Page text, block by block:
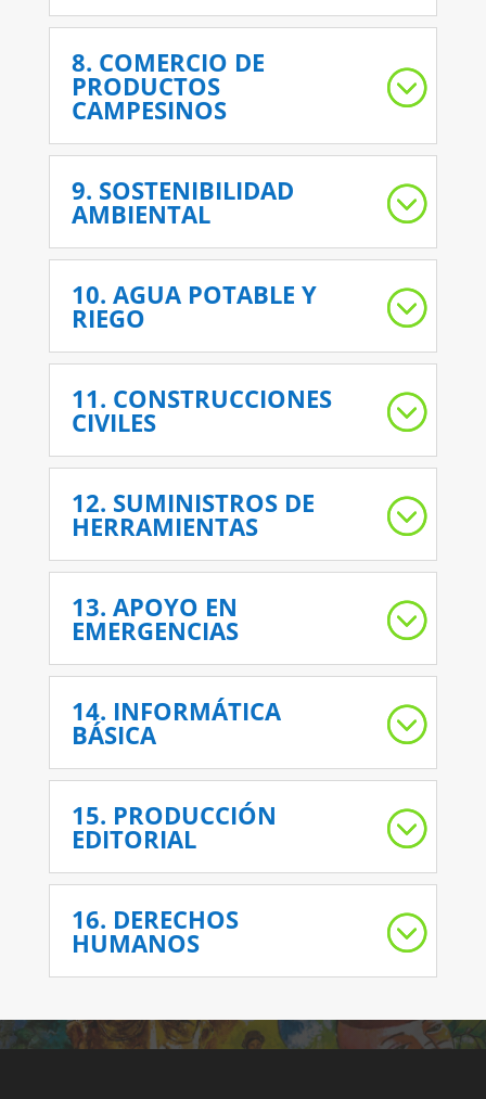
8. COMERCIO DE
PRODUCTOS
CAMPESINOS
9. SOSTENIBILIDAD
AMBIENTAL
10. AGUA POTABLE Y
RIEGO
11. CONSTRUCCIONES
CIVILES
12. SUMINISTROS DE
HERRAMIENTAS
13. APOYO EN
EMERGENCIAS
14. INFORMÁTICA
BÁSICA
15. PRODUCCIÓN
EDITORIAL
16. DERECHOS
HUMANOS